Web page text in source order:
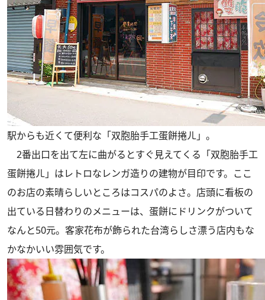
駅からも近くて便利な「双胞胎手工蛋餅捲ㄦ」。
2番出口を出て左に曲がるとすぐ見えてくる「双胞胎手工
蛋餅捲ㄦ」はレトロなレンガ造りの建物が目印です。ここ
のお店の素晴らしいところはコスパのよさ。店頭に看板の
出ている日替わりのメニューは、蛋餅にドリンクがついて
なんと50元。客家花布が飾られた台湾らしさ漂う店内もな
かなかいい雰囲気です。